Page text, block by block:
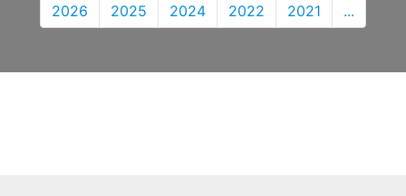
2026 2025 2024 2022 2021 ...